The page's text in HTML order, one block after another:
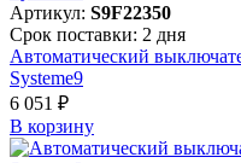
Артикул: S9F22350
Срок поставки: 2 дня
Автоматический
Systeme9
6 051 ₽
В корзинy